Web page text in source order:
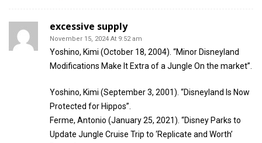
excessive supply
November 15, 2024 At 9:52 am
Yoshino, Kimi (October 18, 2004). “Minor Disneyland
Modifications Make It Extra of a Jungle On the market”.
Yoshino, Kimi (September 3, 2001). “Disneyland Is Now
Protected for Hippos”.
Ferme, Antonio (January 25, 2021). “Disney Parks to
Update Jungle Cruise Trip to ‘Replicate and Worth’